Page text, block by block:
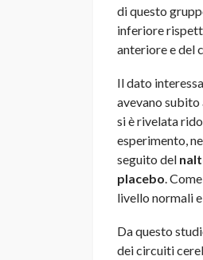
di questo
inferiore
anteriore e del
Il dato
avevano subito
si è rivelata
esperimento,
seguito del
placebo .
livello normali
Da questo
dei circuiti